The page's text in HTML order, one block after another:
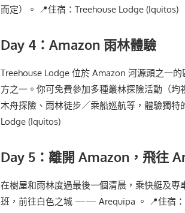
而定）。 📍住宿：Treehouse Lodge (Iquitos)
Day 4：Amazon 雨林體驗
Treehouse Lodge 位於 Amazon 河源頭之一
方之一。你可免費參加多種叢林探險活動（
木舟探險、雨林徒步／乘船巡航等，體驗獨特
Lodge (Iquitos)
Day 5：離開 Amazon，飛往
在樹屋和雨林度過最後一個清晨，乘快艇及
班，前往白色之城 —— Arequipa 。 📍住宿